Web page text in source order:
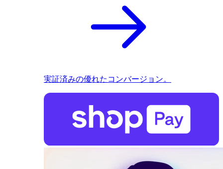
実証済みの優れたコンバージョン。